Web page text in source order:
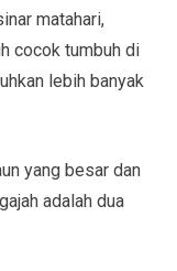
matahari,
cocok tumbuh di
lebih banyak
yang besar dan
adalah dua